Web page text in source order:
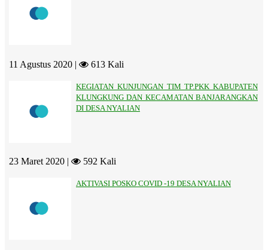
11 Agustus 2020 | 613 Kali
KEGIATAN KUNJUNGAN TIM TP.PKK KABUPATEN
KLUNGKUNG DAN KECAMATAN BANJARANGKAN
DI DESA NYALIAN
23 Maret 2020 | 592 Kali
AKTIVASI POSKO COVID -19 DESA NYALIAN